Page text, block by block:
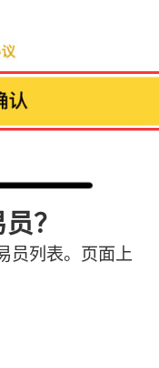
？
员列表。页面上